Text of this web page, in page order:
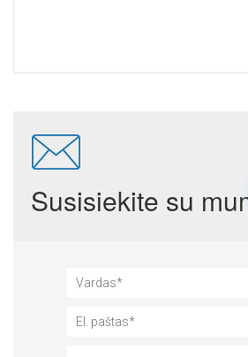
Susisiekite su